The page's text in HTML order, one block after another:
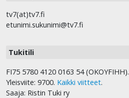
tv7(at)tv7.fi
etunimi.sukunimi@tv7.fi
Tukitili
FI75 5780 4120 0163 54 (OKOYFIHH).
Yleisviite: 9700. Kaikki viitteet.
Saaja: Ristin Tuki ry